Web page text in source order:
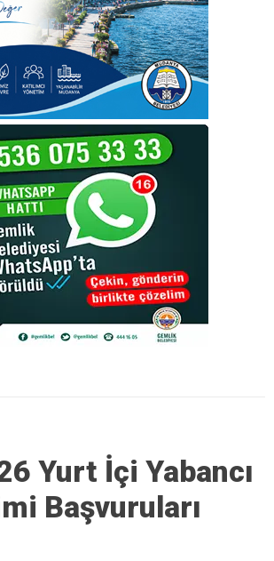
Yurt İçi Yabancı
Başvuruları